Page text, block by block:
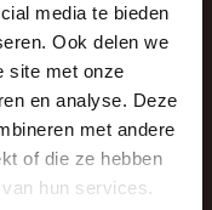
media te bieden
Ook delen we
site met onze
en analyse. Deze
met andere
of die ze hebben
hun services.
offers